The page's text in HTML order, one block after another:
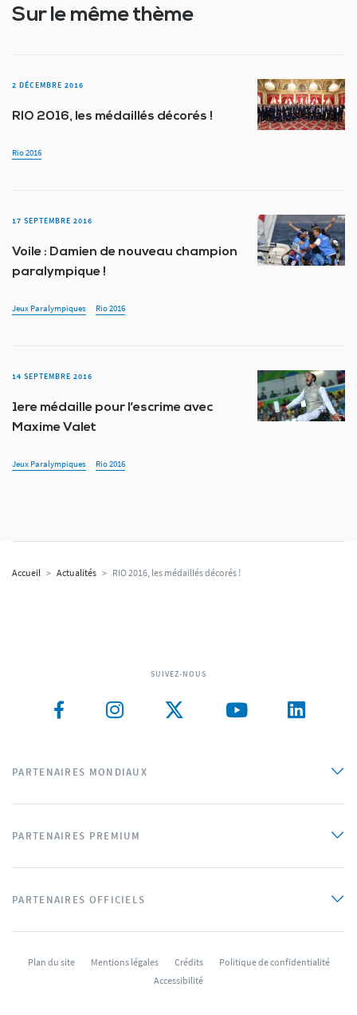
Sur le même thème
2 DÉCEMBRE 2016
RIO 2016, les médaillés décorés !
Rio 2016
17 SEPTEMBRE 2016
Voile : Damien de nouveau champion
paralympique !
Jeux Paralympiques Rio 2016
14 SEPTEMBRE 2016
1ere médaille pour l’escrime avec
Maxime Valet
Jeux Paralympiques Rio 2016
Accueil > Actualités > RIO 2016, les médaillés décorés !
SUIVEZ-NOUS
PARTENAIRES MONDIAUX
PARTENAIRES PREMIUM
PARTENAIRES OFFICIELS
Plan du site Mentions légales Crédits
Politique de confidentialité
Accessibilité